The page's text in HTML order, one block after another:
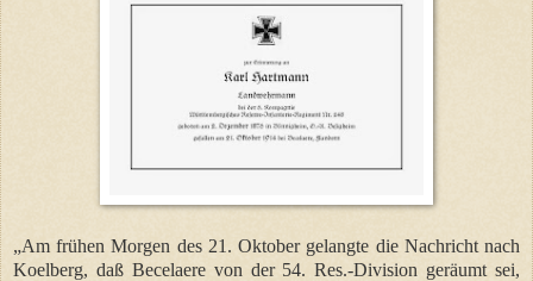
„Am frühen Morgen des 21. Oktober gelangte die Nachricht nach
Koelberg, daß Becelaere von der 54. Res.-Division geräumt sei,